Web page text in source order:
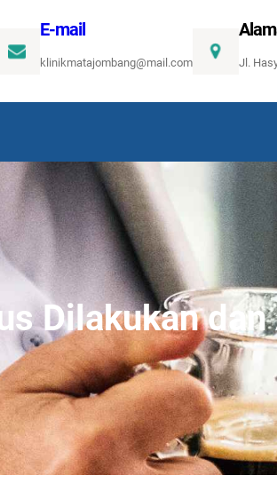
E-mail
klinikmatajombang@mail.com Jl.
Dilakukan